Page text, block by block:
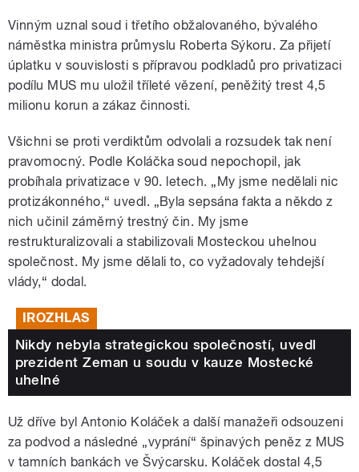
Vinným uznal soud i třetího obžalovaného, bývalého
náměstka ministra průmyslu Roberta Sýkoru. Za přijetí
úplatku v souvislosti s přípravou podkladů pro privatizaci
podílu MUS mu uložil tříleté vězení, peněžitý trest 4,5
milionu korun a zákaz činnosti.
Všichni se proti verdiktům odvolali a rozsudek tak není
pravomocný. Podle Koláčka soud nepochopil, jak
probíhala privatizace v 90. letech. „My jsme nedělali nic
protizákonného,“ uvedl. „Byla sepsána fakta a někdo z
nich učinil záměrný trestný čin. My jsme
restrukturalizovali a stabilizovali Mosteckou uhelnou
společnost. My jsme dělali to, co vyžadovaly tehdejší
vlády,“ dodal.
IROZHLAS
Nikdy nebyla strategickou společností, uvedl
prezident Zeman u soudu v kauze Mostecké
uhelné
Už dříve byl Antonio Koláček a další manažeři odsouzeni
za podvod a následné „vyprání“ špinavých peněz z MUS
v tamních bankách ve Švýcarsku. Koláček dostal 4,5